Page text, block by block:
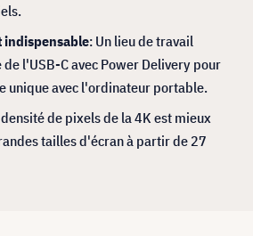
indispensable: Un lieu de travail
l'USB-C avec Power Delivery pour
unique avec l'ordinateur portable.
densité de pixels de la 4K est mieux
tailles d'écran à partir de 27